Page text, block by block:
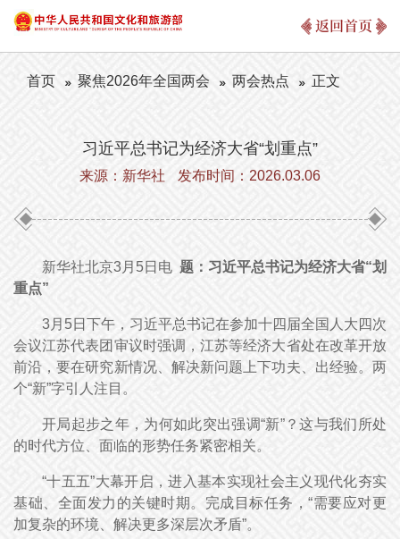
返回首页
首页 聚焦2026年全国两会 两会热点 正文
习近平总书记为经济大省“划重点”
来源：新华社 发布时间：2026.03.06
新华社北京3月5日电 题：习近平总书记为经济大省“划
重点”
3月5日下午，习近平总书记在参加十四届全国人大四次
会议江苏代表团审议时强调，江苏等经济大省处在改革开放
前沿，要在研究新情况、解决新问题上下功夫、出经验。两
个“新”字引人注目。
开局起步之年，为何如此突出强调“新”？这与我们所处
的时代方位、面临的形势任务紧密相关。
“十五五”大幕开启，进入基本实现社会主义现代化夯实
基础、全面发力的关键时期。完成目标任务，“需要应对更
加复杂的环境、解决更多深层次矛盾”。